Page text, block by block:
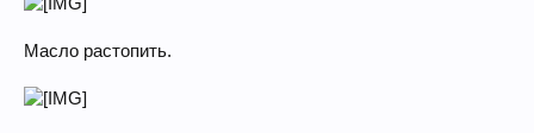
Масло растопить.